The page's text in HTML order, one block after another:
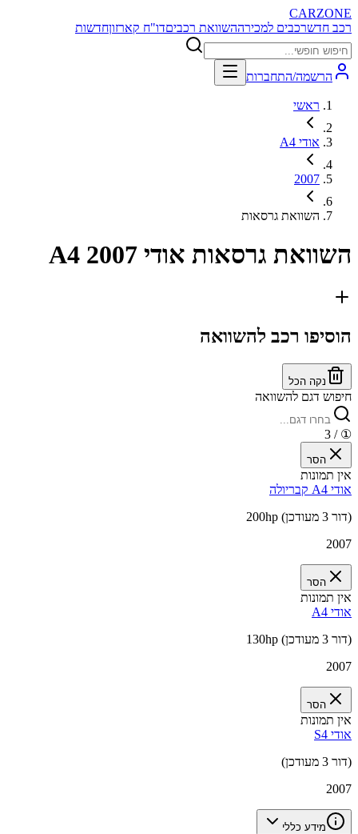
CARZONE
רכב חדשרכבים למכירההשוואת רכביםדו"ח קארזוןחדשות
הרשמה/התחברות
ראשי
אודי A4
2007
השוואת גרסאות
השוואת גרסאות אודי A4 2007
הוסיפו רכב להשוואה
נקה הכל
חיפוש דגם להשוואה
①
/ 3
הסר
אין תמונות
אודי A4 קבריולה
200hp (דור 3 מעודכן)
2007
הסר
אין תמונות
אודי A4
130hp (דור 3 מעודכן)
2007
הסר
אין תמונות
אודי S4
(דור 3 מעודכן)
2007
מידע כללי